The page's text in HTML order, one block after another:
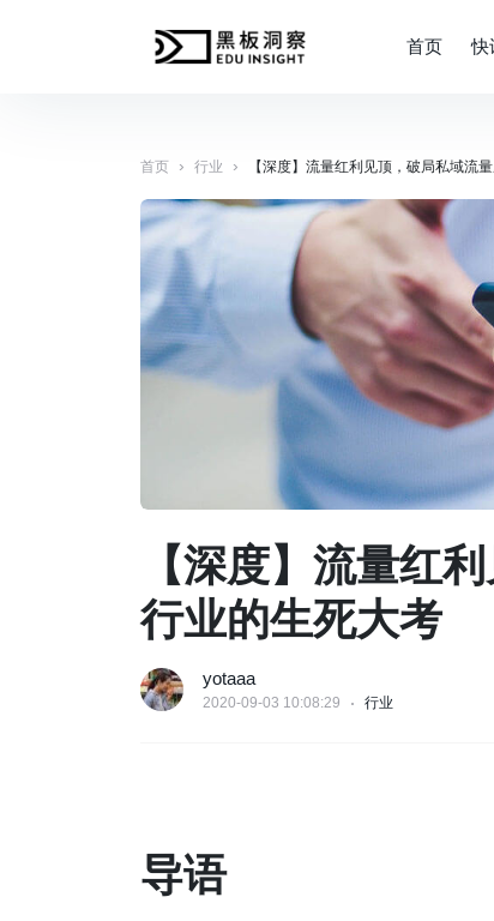
首页 快
首页 › 行业 › 【深度】流量红利见顶，破局私域流
【深度】流量红
行业的生死大考
yotaaa
2020-09-03 10:08:29 行业
导语